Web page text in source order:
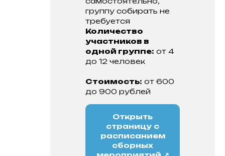
группу собирать не
требуется
Количество
участников в
одной группе: от 4
до 12 человек
Стоимость: от 600
до 900 рублей
Открыть
страницу с
расписанием
сборных